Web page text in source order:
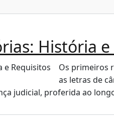
História
Os primeiros
as letras de
judicial, proferida ao